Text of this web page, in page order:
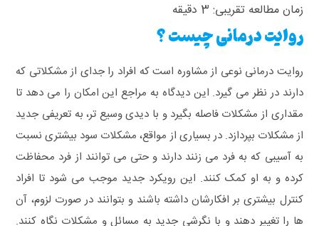
زمان مطالعه تقریبی: 3 دقیقه
روایت درمانی چیست ؟
روایت درمانی نوعی از مشاوره است که افراد را جدای از مشکلاتی که
دارند در نظر می گیرد. این دیدگاه به مراجع این امکان را می دهد تا
مقداری از مشکلات فاصله بگیرد و با دیدی وسیع تر، به تعریفی جدید
از مشکلات بپردازد. در بسیاری از مواقع، مشکلات سود بیشتری نسبت
به آسیبی که به فرد می زنند دارند و حتی می توانند از فرد محفاظت
کرده و به او کمک کنند. این رویکرد جدید موجب می شود تا افراد
کنترل بیشتری بر افکارشان داشته باشند و بتوانند در صورت لزوم، آن
ها را تغییر دهند و با نگرشی جدید به مسائل و مشکلات نگاه کنند.